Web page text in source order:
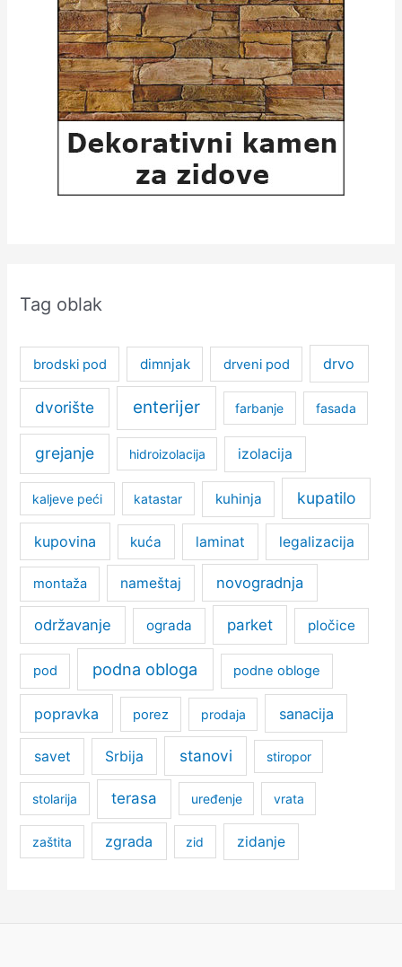
Tag oblak
brodski pod dimnjak drveni pod drvo
dvorište enterijer farbanje fasada
grejanje hidroizolacija izolacija
kaljeve peći katastar kuhinja kupatilo
kupovina kuća laminat legalizacija
montaža nameštaj novogradnja
održavanje ograda parket pločice
pod podna obloga podne obloge
popravka porez prodaja sanacija
savet Srbija stanovi stiropor
stolarija terasa uređenje vrata
zaštita zgrada zid zidanje